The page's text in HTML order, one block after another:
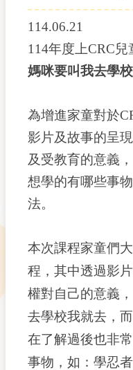
114.06.21
114年度上CRC
媽咪要叫我去學
為增進家童對於
影片及故事的呈
及受教育的意義
想學的有哪些事
法。
本次課程家童們
程，其中透過影
權對自己的意義
去學校我就去，
在了解過後也非
事物，如：學忍